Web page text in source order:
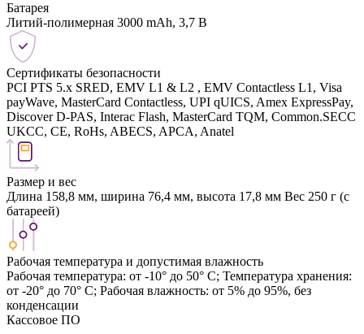
Батарея
Литий-полимерная 3000 mAh, 3,7 В
Сертификаты безопасности
PCI PTS 5.x SRED, EMV L1 & L2 , EMV Contactless L1, Visa
payWave, MasterCard Contactless, UPI qUICS, Amex ExpressPay,
Discover D-PAS, Interac Flash, MasterCard TQM, Common.SECC
UKCC, CE, RoHs, ABECS, APCA, Anatel
Размер и вес
Длина 158,8 мм, ширина 76,4 мм, высота 17,8 мм Вес 250 г (с
батареей)
Рабочая температура и допустимая влажность
Рабочая температура: от -10° до 50° C; Температура хранения:
от -20° до 70° C; Рабочая влажность: от 5% до 95%, без
конденсации
Кассовое ПО